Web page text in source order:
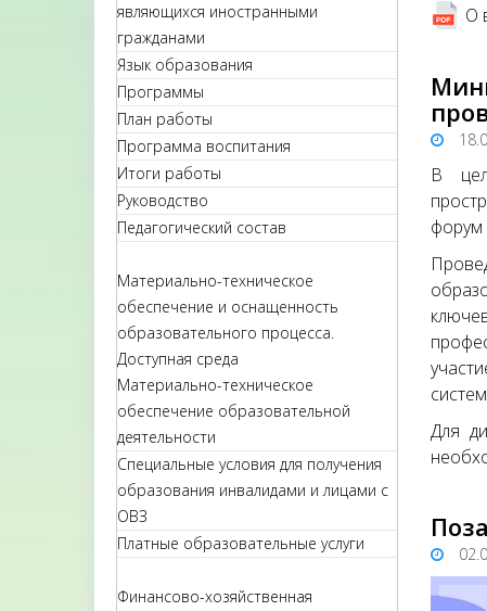
являющихся иностранными
гражданами
Язык образования
Программы
План работы
Программа воспитания
Итоги работы
Руководство
Педагогический состав
Материально-техническое
обеспечение и оснащенность
образовательного процесса.
Доступная среда
Материально-техническое
обеспечение образовательной
деятельности
Специальные условия для получения
образования инвалидами и лицами с
ОВЗ
Платные образовательные услуги
Финансово-хозяйственная
О
В
форум
Для